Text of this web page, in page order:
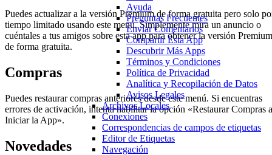
Ayuda
Preguntas Frecuentes
Enviar Comentarios
Compartir Esta App
Descubrir Más Apps
Términos y Condiciones
Política de Privacidad
Analítica y Recopilación de Datos
Avisos Legales
Archivos Locales
Conexiones
Correspondencias de campos de etiquetas
Editor de Etiquetas
Navegación
Puedes actualizar a la versión Premium de forma gratuita pero solo
tiempo limitado usando este menú. Simplemente mira un anuncio o
cuéntales a tus amigos sobre esta app para obtener la versión Premium
de forma gratuita.
Compras
Puedes restaurar compras anteriores desde este menú. Si encuentras
errores de activación, intenta habilitar la opción «Restaurar Compras
Iniciar la App».
Novedades